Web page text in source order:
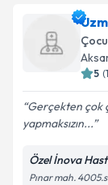
Uzm.
oluşturun.
takvim
Metni
5 (1
Gerçekten çok
yapmaksızın...
Özel İnova
Pınar mah.